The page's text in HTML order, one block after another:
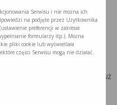
ale staje się
można pokonać. A im
mu się
walki z rakiem jest
stają się zagubieni i już
czy nie. Inni są
się na nas, lekarzy,
Serwisu i nie można ich
na podjęte przez Użytkownika
preferencji w zakresie
formularzy itp.). Można
pliki cookie lub wyświetlała
części Serwisu mogą nie działać.